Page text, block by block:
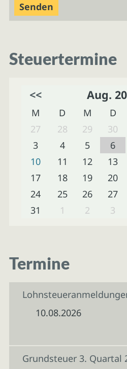
Steuertermine
<< Aug.
M D M D
27
28 29 30
3
4 5 6
10
11 12 13
17
18 19 20
24
25 26 27
31
1 2 3
Termine
10.08.2026
Grundsteuer 3. Quartal